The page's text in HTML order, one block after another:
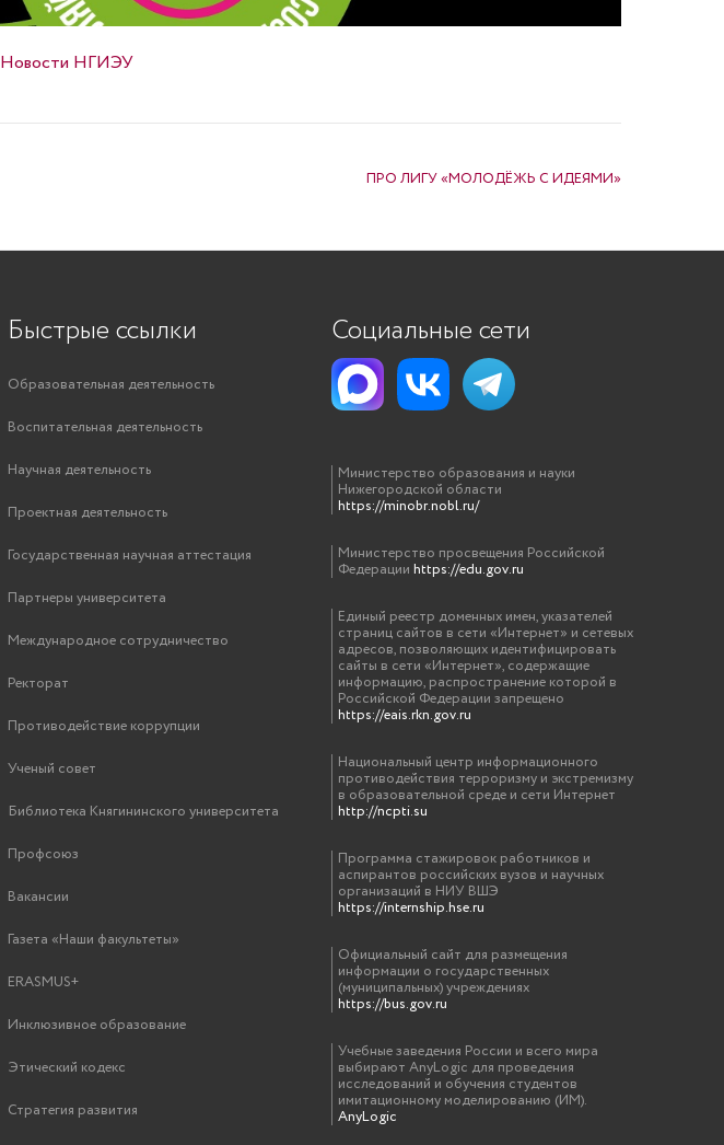
Новости НГИЭУ
ПРО ЛИГУ «МОЛОДЁЖЬ С ИДЕЯМИ»
Быстрые ссылки
Образовательная деятельность
Воспитательная деятельность
Научная деятельность
Проектная деятельность
Государственная научная аттестация
Партнеры университета
Международное сотрудничество
Ректорат
Противодействие коррупции
Ученый совет
Библиотека Княгининского университета
Профсоюз
Вакансии
Газета «Наши факультеты»
ERASMUS+
Инклюзивное образование
Этический кодекс
Стратегия развития
Социальные сети
Министерство образования и науки
Нижегородской области
https://minobr.nobl.ru/
Министерство просвещения Российской
Федерации https://edu.gov.ru
Единый реестр доменных имен, указателей
страниц сайтов в сети «Интернет» и сетевых
адресов, позволяющих идентифицировать
сайты в сети «Интернет», содержащие
информацию, распространение которой в
Российской Федерации запрещено
https://eais.rkn.gov.ru
Национальный центр информационного
противодействия терроризму и экстремизму
в образовательной среде и сети Интернет
http://ncpti.su
Программа стажировок работников и
аспирантов российских вузов и научных
организаций в НИУ ВШЭ
https://internship.hse.ru
Официальный сайт для размещения
информации о государственных
(муниципальных) учреждениях
https://bus.gov.ru
Учебные заведения России и всего мира
выбирают AnyLogic для проведения
исследований и обучения студентов
имитационному моделированию (ИМ).
AnyLogic